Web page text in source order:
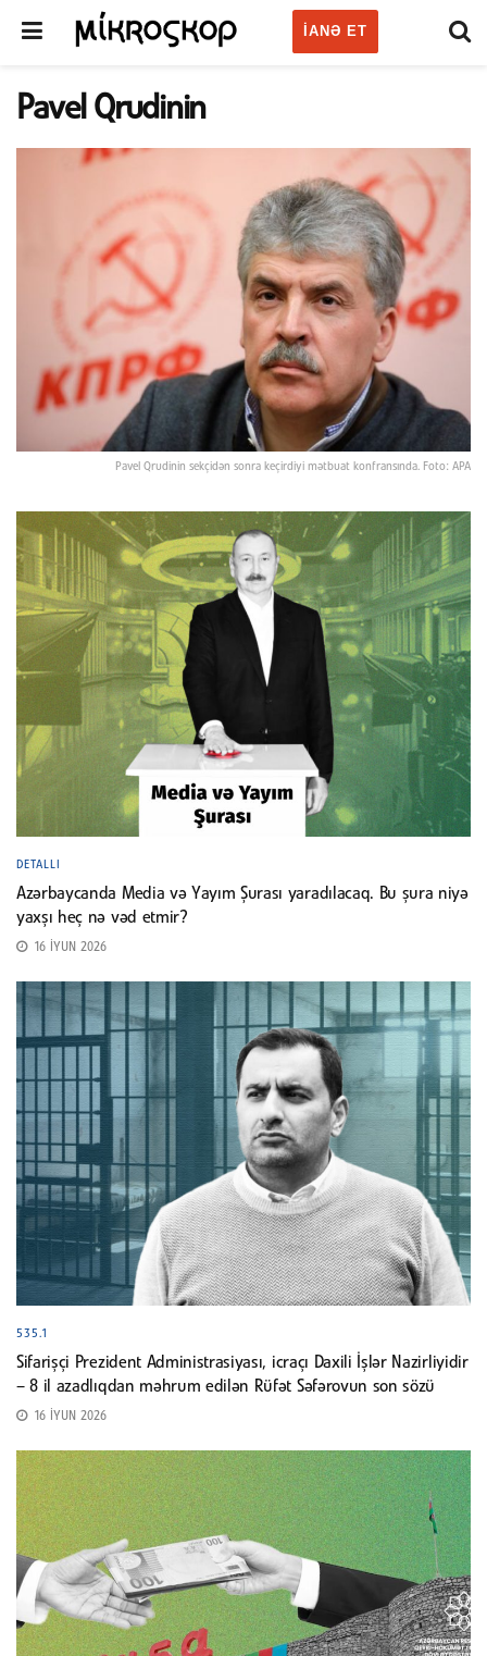
IANƏ ET
Pavel Qrudinin
Pavel Qrudinin sekçidən sonra keçirdiyi mətbuat konfransında. Foto: APA
DETALLI
Azərbaycanda Media və Yayım Şurası yaradılacaq. Bu şura niyə
yaxşı heç nə vəd etmir?
16 İYUN 2026
535.1
Sifarişçi Prezident Administrasiyası, icraçı Daxili İşlər Nazirliyidir
– 8 il azadlıqdan məhrum edilən Rüfət Səfərovun son sözü
16 İYUN 2026